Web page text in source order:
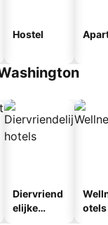
Hostel
Diervriend
elijke
otels